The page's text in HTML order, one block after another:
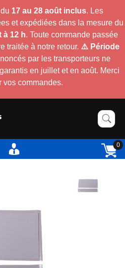
du 17 au 28 août inclus. Les
et expédiées dans la mesure du
à 12 h. Toute commande passée
traitée à notre retour. ⚠️ Période
par les transporteurs ne
en juillet et en août. Merci
vos commandes.
0